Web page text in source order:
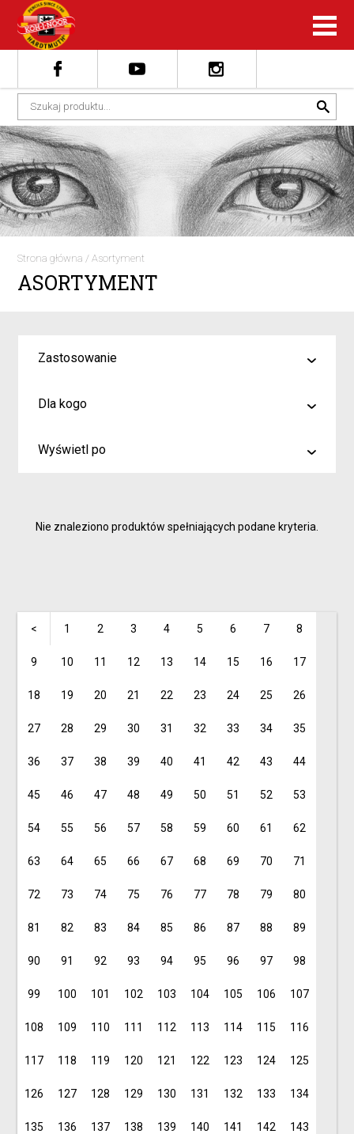
Strona główna /Asortyment
ASORTYMENT
Zastosowanie
malowanie
kreślenie
Dla kogo
Artyści i profesjonaliści
Inspiracje dla rodziców i dzieci
Wyświetl po
Nie znaleziono produktów spełniających podane kryteria.
< 1 2 3 4 5 6 7 8
9 10 11 12 13 14 15 16 17
18 19 20 21 22 23 24 25 26
27 28 29 30 31 32 33 34 35
36 37 38 39 40 41 42 43 44
45 46 47 48 49 50 51 52 53
54 55 56 57 58 59 60 61 62
63 64 65 66 67 68 69 70 71
72 73 74 75 76 77 78 79 80
81 82 83 84 85 86 87 88 89
90 91 92 93 94 95 96 97 98
99 100 101 102 103 104 105 106 107
108 109 110 111 112 113 114 115 116
117 118 119 120 121 122 123 124 125
126 127 128 129 130 131 132 133 134
135 136 137 138 139 140 141 142 143